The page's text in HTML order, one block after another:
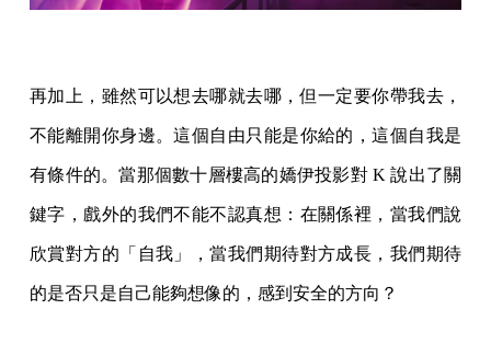
再加上，雖然可以想去哪就去哪，但一定要你帶我去，
不能離開你身邊。這個自由只能是你給的，這個自我是
有條件的。當那個數十層樓高的嬌伊投影對 K 說出了關
鍵字，戲外的我們不能不認真想：在關係裡，當我們說
欣賞對方的「自我」，當我們期待對方成長，我們期待
的是否只是自己能夠想像的，感到安全的方向？